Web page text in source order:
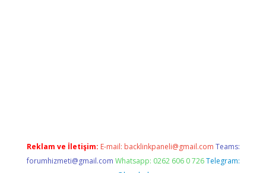
Reklam ve İletişim: E-mail: backlinkpaneli@gmail.com Teams:
forumhizmeti@gmail.com Whatsapp: 0262 606 0 726 Telegram: